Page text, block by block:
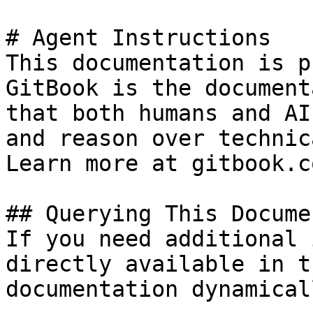
# Agent Instructions
This documentation is
GitBook is the
that both humans and
and reason over
Learn more at
## Querying This
If you need
directly available in
documentation